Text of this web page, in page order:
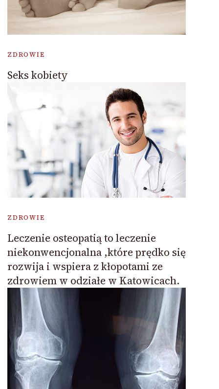
ZDROWIE
Seks kobiety
ZDROWIE
Leczenie osteopatią to leczenie
niekonwencjonalna ,które prędko się
rozwija i wspiera z kłopotami ze
zdrowiem w odziałe w Katowicach.